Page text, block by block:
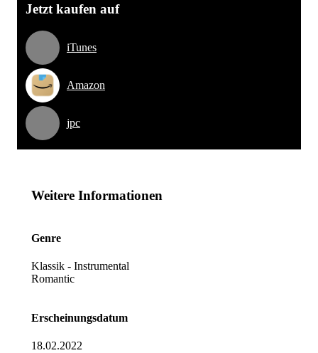
Jetzt kaufen auf
iTunes
Amazon
jpc
Weitere Informationen
Genre
Klassik - Instrumental
Romantic
Erscheinungsdatum
18.02.2022